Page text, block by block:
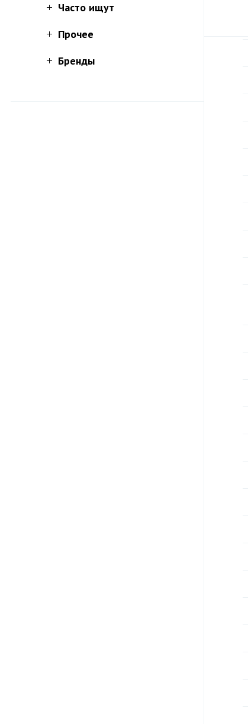
Часто ищут
Прочее
Бренды